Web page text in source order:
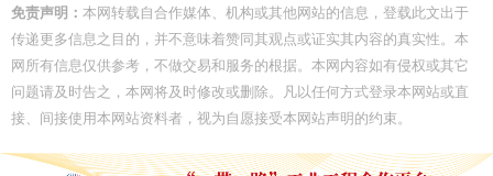
免责声明： 本网转载自合作媒体、机构或其他网站的信息，登载此文出于
传递更多信息之目的，并不意味着赞同其观点或证实其内容的真实性。本
网所有信息仅供参考，不做交易和服务的根据。本网内容如有侵权或其它
问题请及时告之，本网将及时修改或删除。凡以任何方式登录本网站或直
接、间接使用本网站资料者，视为自愿接受本网站声明的约束。